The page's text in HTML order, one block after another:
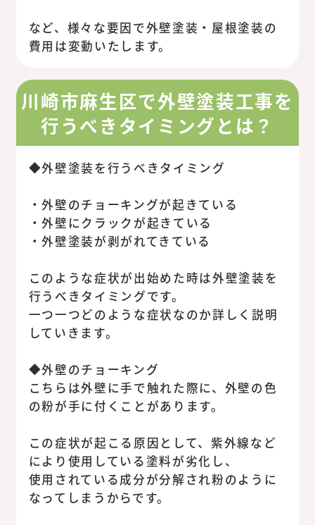
など、様々な要因で外壁塗装・屋根塗装の
費用は変動いたします。
川崎市麻生区で外壁塗装工事を
行うべきタイミングとは？
◆外壁塗装を行うべきタイミング
・外壁のチョーキングが起きている
・外壁にクラックが起きている
・外壁塗装が剥がれてきている
このような症状が出始めた時は外壁塗装を
行うべきタイミングです。
一つ一つどのような症状なのか詳しく説明
していきます。
◆外壁のチョーキング
こちらは外壁に手で触れた際に、外壁の色
の粉が手に付くことがあります。
この症状が起こる原因として、紫外線など
により使用している塗料が劣化し、
使用されている成分が分解され粉のように
なってしまうからです。